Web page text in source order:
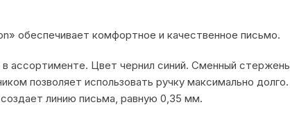
BRAUBERG(12)
обеспечивает комфортное и качественное письмо.
ассортименте. Цвет чернил синий. Сменный стержень
позволяет использовать ручку максимально долго.
линию письма, равную 0,35 мм.